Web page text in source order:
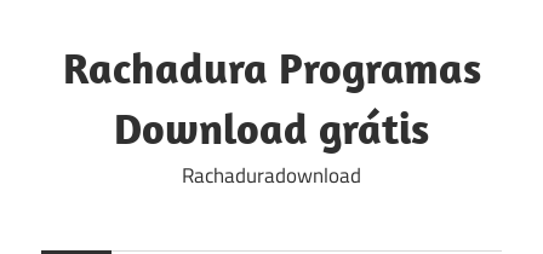
content
Rachadura Programas
Download grátis
Rachaduradownload